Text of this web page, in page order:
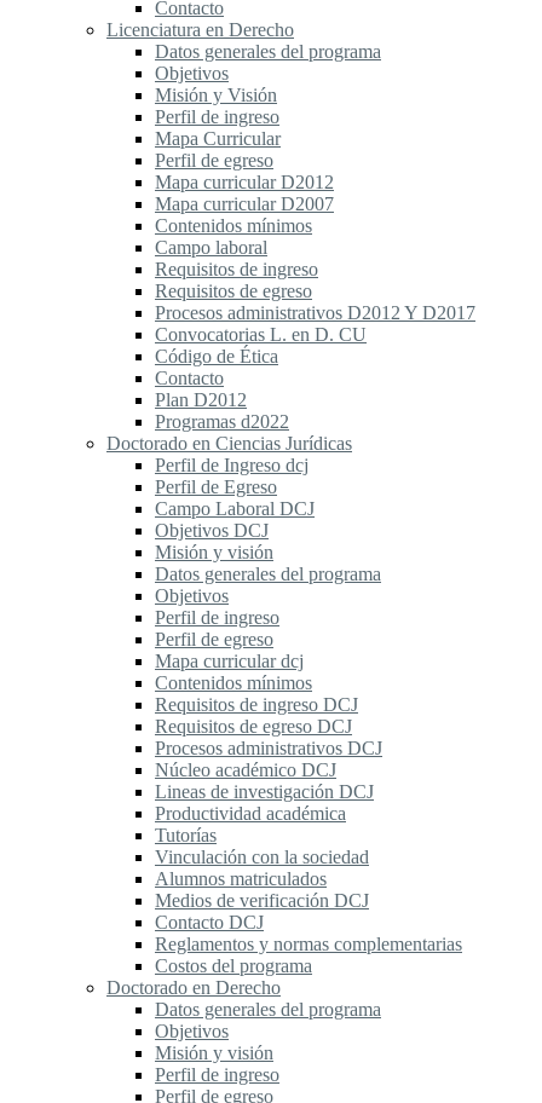
Contacto
Licenciatura en Derecho
Datos generales del programa
Objetivos
Misión y Visión
Perfil de ingreso
Mapa Curricular
Perfil de egreso
Mapa curricular D2012
Mapa curricular D2007
Contenidos mínimos
Campo laboral
Requisitos de ingreso
Requisitos de egreso
Procesos administrativos D2012 Y D2017
Convocatorias L. en D. CU
Código de Ética
Contacto
Plan D2012
Programas d2022
Doctorado en Ciencias Jurídicas
Perfil de Ingreso dcj
Perfil de Egreso
Campo Laboral DCJ
Objetivos DCJ
Misión y visión
Datos generales del programa
Objetivos
Perfil de ingreso
Perfil de egreso
Mapa curricular dcj
Contenidos mínimos
Requisitos de ingreso DCJ
Requisitos de egreso DCJ
Procesos administrativos DCJ
Núcleo académico DCJ
Lineas de investigación DCJ
Productividad académica
Tutorías
Vinculación con la sociedad
Alumnos matriculados
Medios de verificación DCJ
Contacto DCJ
Reglamentos y normas complementarias
Costos del programa
Doctorado en Derecho
Datos generales del programa
Objetivos
Misión y visión
Perfil de ingreso
Perfil de egreso